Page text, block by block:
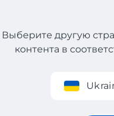
Регистрация
Выберите другую
контента в
Memorial Day в